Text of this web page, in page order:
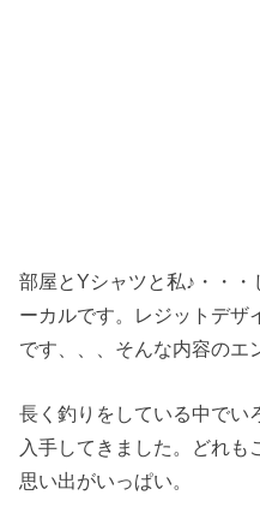
部屋とYシャツと私♪・・
ーカルです。レジットデ
です、、、そんな内容のエ
長く釣りをしている中でい
入手してきました。どれも
思い出がいっぱい。